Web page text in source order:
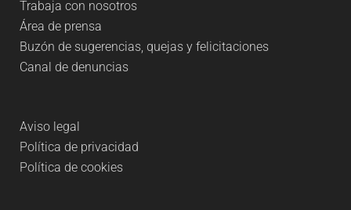
Trabaja con nosotros
Área de prensa
Buzón de sugerencias, quejas y felicitaciones
Canal de denuncias
Aviso legal
Política de privacidad
Política de cookies